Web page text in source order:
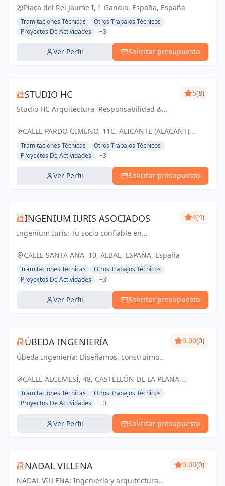
Plaça del Rei Jaume I, 1 Gandia, España, España
Tramitaciones Técnicas
Otros Trabajos Técnicos
Proyectos De Actividades
+3
Ver Perfil Solicitar presupuesto
STUDIO HC
Studio HC Arquitectura, Responsabilidad &
5(8)
CALLE PARDO GIMENO, 11C, ALICANTE (ALACANT),
ESPAÑA, España
Tramitaciones Técnicas
Otros Trabajos Técnicos
Proyectos De Actividades
+3
Ver Perfil Solicitar presupuesto
INGENIUM IURIS ASOCIADOS
Ingenium Iuris: Tu socio confiable en
Soluciones profesionales para proyectos
4(4)
CALLE SANTA ANA, 10, ALBAL, ESPAÑA, España
Tramitaciones Técnicas
Otros Trabajos Técnicos
Proyectos De Actividades
+3
Ver Perfil Solicitar presupuesto
ÚBEDA INGENIERÍA
Úbeda Ingeniería: Diseñamos, construimos
futuro sostenible para nuestra comunidad.
0.00(0)
CALLE ALGEMESÍ, 48, CASTELLÓN DE LA PLANA,
ESPAÑA, España
Tramitaciones Técnicas
Otros Trabajos Técnicos
Proyectos De Actividades
+3
Ver Perfil Solicitar presupuesto
NADAL VILLENA
NADAL VILLENA: Ingeniería y arquitectura
0.00(0)